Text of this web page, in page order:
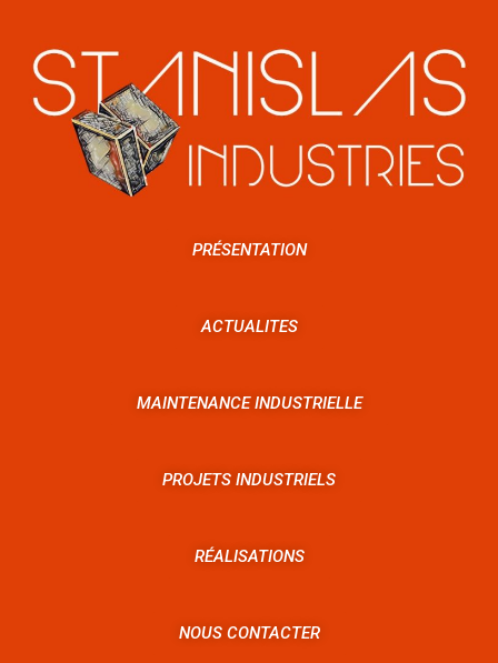
PRÉSENTATION
ACTUALITES
MAINTENANCE INDUSTRIELLE
PROJETS INDUSTRIELS
RÉALISATIONS
NOUS CONTACTER